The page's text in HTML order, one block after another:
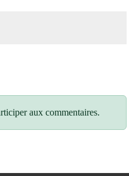
aux commentaires.